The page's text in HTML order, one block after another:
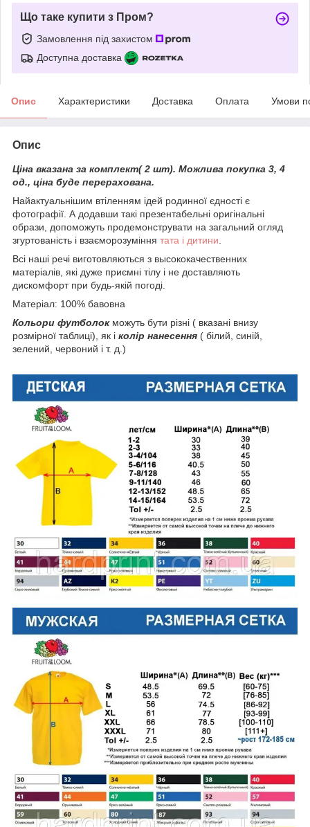
Що таке купити з Пром?
Замовлення під захистом
Доступна доставка
Опис Характеристики Доставка Оплата Умови
Опис
Ціна вказана за комплект( 2 шт). Можлива покупка 3, 4
од., ціна буде перерахована.
Найактуальнішим втіленням ідей родинної єдності є
фотографії. А додавши такі презентабельні оригінальні
образи, допоможуть продемонструвати на загальний огляд
згуртованість і взаєморозуміння тата і дитини
Всі наші речі виготовляються з высококачественних
матеріалів, які дуже приємні тілу і не доставляють
дискомфорт при будь-якій погоді.
Матеріал: 100% бавовна
Кольори футболокможуть бути різні ( вказані внизу
розмірної таблиці), як і колір нанесення ( білий, синій,
зелений, червоний і т. д.)